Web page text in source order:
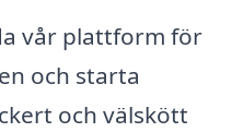
vår plattform för
och starta
och välskött